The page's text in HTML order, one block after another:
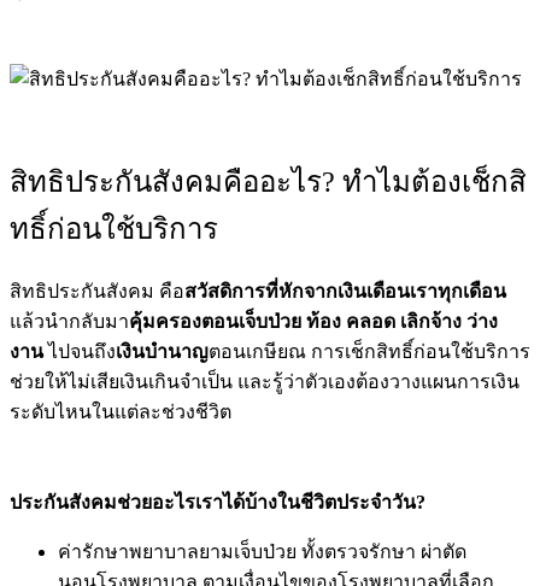
สิทธิประกันสังคมคืออะไร? ทำไมต้องเช็กสิ
ทธิ์ก่อนใช้บริการ
สิทธิประกันสังคม คือสวัสดิการที่หักจากเงินเดือนเราทุกเดือน
แล้วนำกลับมาคุ้มครองตอนเจ็บป่วย ท้อง คลอด เลิกจ้าง ว่าง
งานไปจนถึงเงินบำนาญตอนเกษียณ การเช็กสิทธิ์ก่อนใช้บริการ
ช่วยให้ไม่เสียเงินเกินจำเป็น และรู้ว่าตัวเองต้องวางแผนการเงิน
ระดับไหนในแต่ละช่วงชีวิต
ประกันสังคมช่วยอะไรเราได้บ้างในชีวิตประจำวัน?
ค่ารักษาพยาบาลยามเจ็บป่วย ทั้งตรวจรักษา ผ่าตัด